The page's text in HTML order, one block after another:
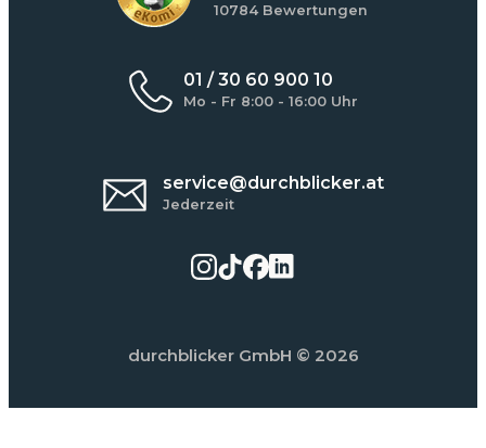
10784 Bewertungen
01 / 30 60 900 10
Mo - Fr 8:00 - 16:00 Uhr
service@durchblicker.at
Jederzeit
durchblicker GmbH © 2026